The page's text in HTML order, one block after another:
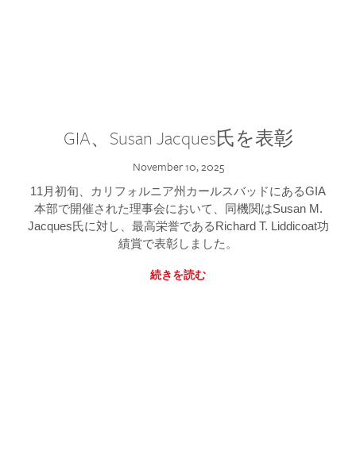
GIA、Susan Jacques氏を表彰
November 10, 2025
11月初旬、カリフォルニア州カールスバッドにあるGIA
本部で開催された理事会において、同機関はSusan M.
Jacques氏に対し、最高栄誉であるRichard T. Liddicoat功
績賞で表彰しました。
続きを読む